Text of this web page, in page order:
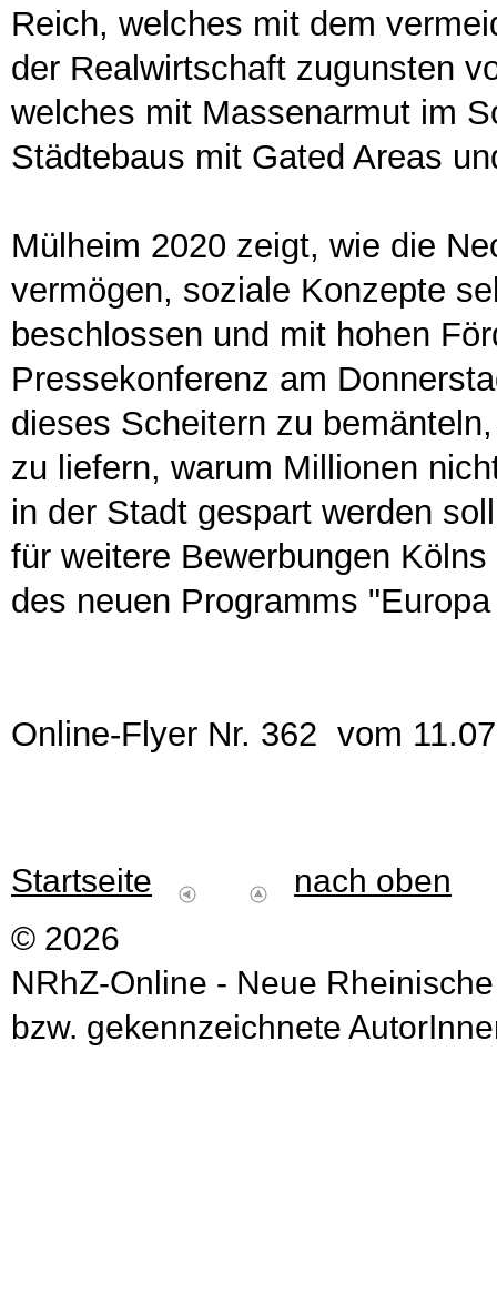
Reich, welches mit dem
der Realwirtschaft zugunsten
welches mit Massenarmut im
Städtebaus mit Gated Areas
Mülheim 2020 zeigt, wie die
vermögen, soziale Konzepte
beschlossen und mit hohen
Pressekonferenz am
dieses Scheitern zu
zu liefern, warum Millionen
in der Stadt gespart werden
für weitere Bewerbungen
des neuen Programms "Europa
Online-Flyer Nr. 362 vom
Startseite
nach oben
© 2026
NRhZ-Online - Neue
bzw. gekennzeichnete